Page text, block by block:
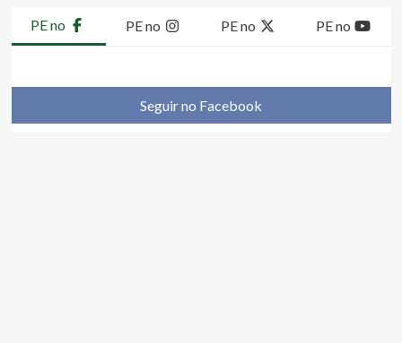
PE no PE no PE no PE no
Seguir no Facebook